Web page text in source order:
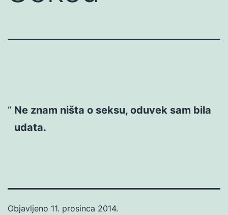
Ne znam ništa o seksu, oduvek sam bila
udata.
Objavljeno 11. prosinca 2014.